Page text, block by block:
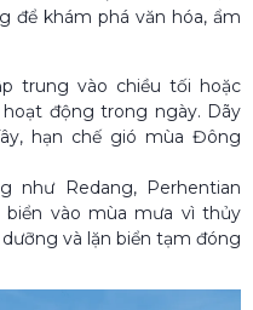
để khám phá văn hóa, ẩm
trung vào chiều tối hoặc
động trong ngày. Dãy
hạn chế gió mùa Đông
Redang, Perhentian
vào mùa mưa vì thủy
và lặn biển tạm đóng